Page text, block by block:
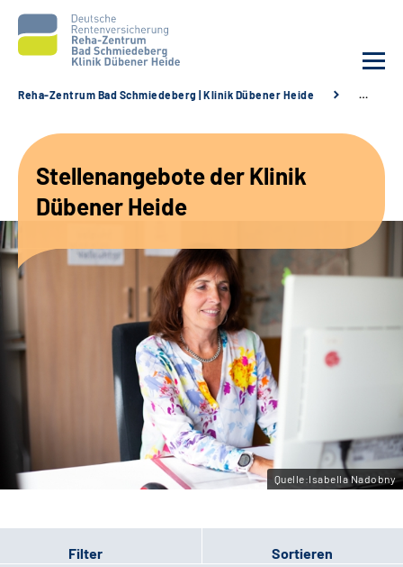
Unsere Angebote
Karriere
Sozialdienste & Zuweisende
Leichte Sprache
Gebärdensprache
Reha-Zentrum Bad Schmiedeberg | Klinik Dübener Heide …
Stellenangebote der Klinik
Dübener Heide
Quelle:Isabella Nadobny
Filter Sortieren